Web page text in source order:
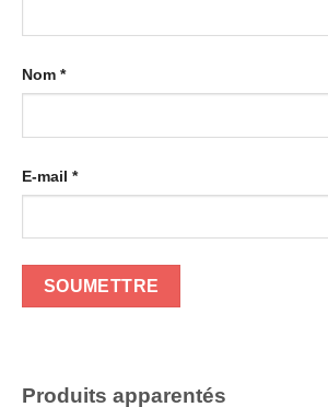
Nom *
E-mail *
Produits apparentés